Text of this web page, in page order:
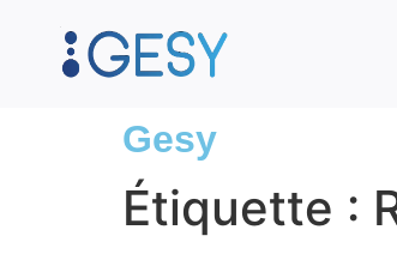
Gesy
Étiquette :